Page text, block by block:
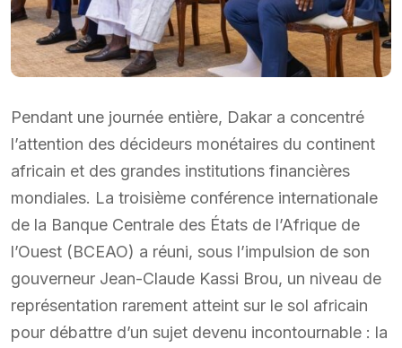
Pendant une journée entière, Dakar a concentré
l’attention des décideurs monétaires du continent
africain et des grandes institutions financières
mondiales. La troisième conférence internationale
de la Banque Centrale des États de l’Afrique de
l’Ouest (BCEAO) a réuni, sous l’impulsion de son
gouverneur Jean-Claude Kassi Brou, un niveau de
représentation rarement atteint sur le sol africain
pour débattre d’un sujet devenu incontournable : la